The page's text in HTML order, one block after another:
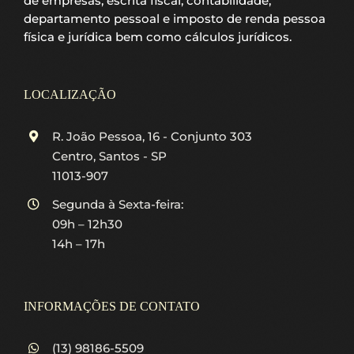
departamento pessoal e imposto de renda pessoa
física e jurídica bem como cálculos jurídicos.
LOCALIZAÇÃO
R. João Pessoa, 16 - Conjunto 303
Centro, Santos - SP
11013-907
Segunda à Sexta-feira:
09h – 12h30
14h – 17h
INFORMAÇÕES DE CONTATO
(13) 98186-5509